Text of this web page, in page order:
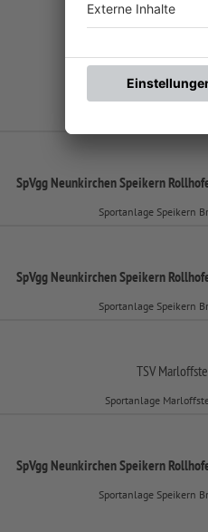
1. FC Schnaittach
Sportanlage
SpVgg Neunkirchen Speikern
Sportanlage Speikern
SpVgg Neunkirchen Speikern
Sportanlage Speikern
TSV
Sportanlage
SpVgg Neunkirchen Speikern
Sportanlage Speikern